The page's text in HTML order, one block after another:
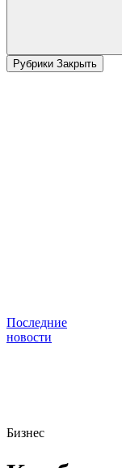
Рубрики Закрыть
Последние
новости
Бизнес